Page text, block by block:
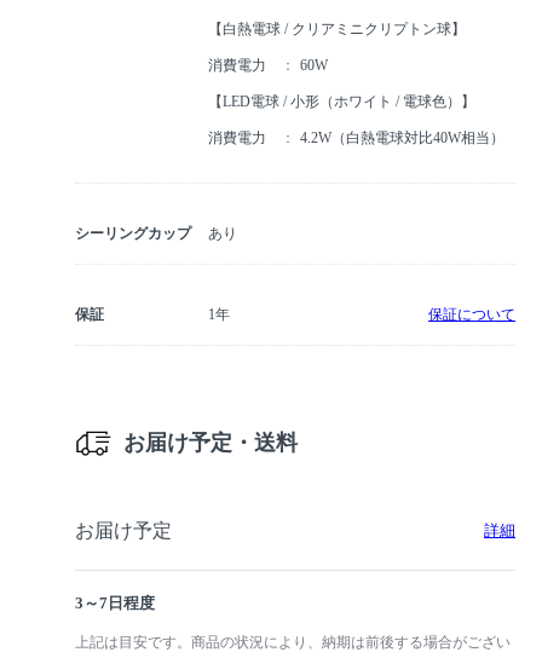
【白熱電球 / クリアミニクリプトン球】
消費電力 60W
【LED電球 / 小形（ホワイト / 電球色）】
消費電力 4.2W（白熱電球対比40W相当）
シーリングカップ あり
保証 1年 保証について
お届け予定・送料
お届け予定 詳細
3～7日程度
上記は目安です。商品の状況により、納期は前後する場合がござい